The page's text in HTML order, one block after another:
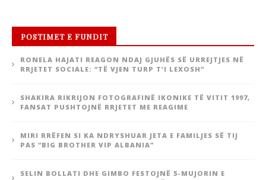
POSTIMET E FUNDIT
RONELA HAJATI REAGON NDAJ GJUHËS SË URREJTJES NË
RRJETET SOCIALE: “TË VJEN TURP T’I LEXOSH”
SHAKIRA RIKRIJON FOTOGRAFINË IKONIKE TË VITIT 1997,
FANSAT PUSHTOJNË RRJETET ME REAGIME
MIRI RRËFEN SI KA NDRYSHUAR JETA E FAMILJES SË TIJ
PAS “BIG BROTHER VIP ALBANIA”
SELIN BOLLATI DHE GIMBO FESTOJNË 5-MUJORIN E